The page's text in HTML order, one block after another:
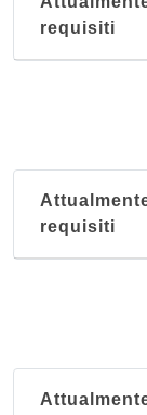
requisiti
requisiti